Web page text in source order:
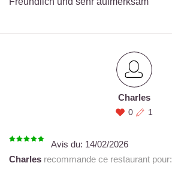
Charles
0 1
Avis du: 14/02/2026
Charles recommande ce restaurant pour: